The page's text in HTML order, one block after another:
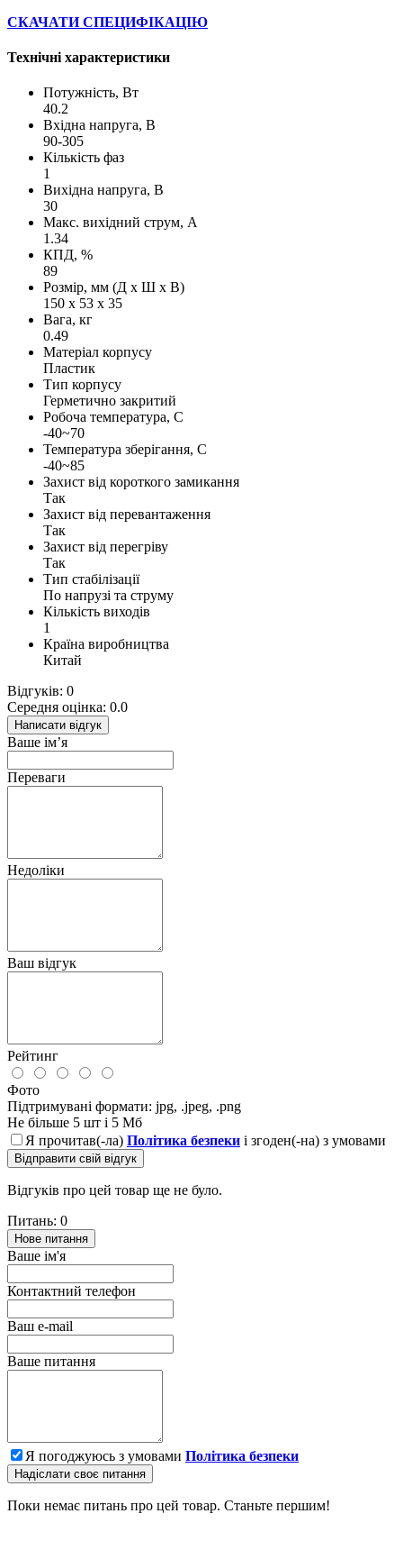
СКАЧАТИ СПЕЦИФІКАЦІЮ
Технічні характеристики
Потужність, Вт
40.2
Вхідна напруга, В
90-305
Кількість фаз
1
Вихідна напруга, В
30
Макс. вихідний струм, А
1.34
КПД, %
89
Розмір, мм (Д х Ш х В)
150 х 53 х 35
Вага, кг
0.49
Матеріал корпусу
Пластик
Тип корпусу
Герметично закритий
Робоча температура, С
-40~70
Температура зберігання, С
-40~85
Захист від короткого замикання
Так
Захист від перевантаження
Так
Захист від перегріву
Так
Тип стабілізації
По напрузі та струму
Кількість виходів
1
Країна виробництва
Китай
Відгуків: 0
Середня оцінка: 0.0
Написати відгук
Ваше ім’я
Переваги
Недоліки
Ваш відгук
Рейтинг
Фото
Підтримувані формати: jpg, .jpeg, .png
Не більше 5 шт і 5 Мб
Я прочитав(-ла) Політика безпеки і згоден(-на) з умовами
Відправити свій відгук
Відгуків про цей товар ще не було.
Питань: 0
Нове питання
Ваше ім'я
Контактний телефон
Ваш e-mail
Ваше питання
Я погоджуюсь з умовами Політика безпеки
Надіслати своє питання
Поки немає питань про цей товар. Станьте першим!